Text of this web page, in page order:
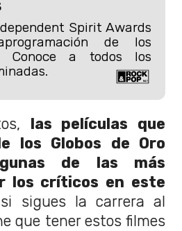
Spirit Awards
de los
Conoce a todos los
las películas que
los Globos de Oro
de las más
los críticos en este
sigues la carrera al
que tener estos filmes